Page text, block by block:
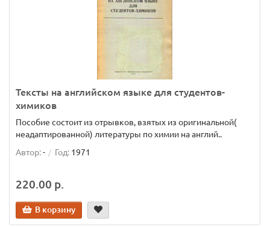
Тексты на английском языке для студентов-
химиков
Пособие состоит из отрывков, взятых из оригинальной(
неадаптированной) литературы по химии на англий..
Автор:- Год: 1971
220.00 р.
В корзину